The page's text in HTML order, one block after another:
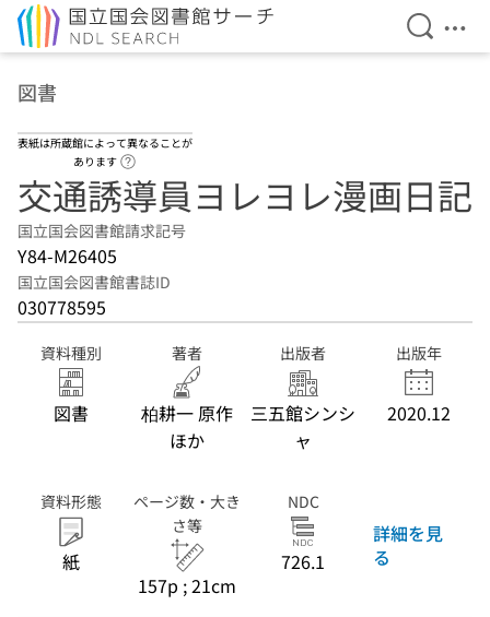
検索を
メ
図書
表紙は所蔵館によって異なることが
あります
交通誘導員ヨレヨレ漫画日記
国立国会図書館請求記号
Y84-M26405
国立国会図書館書誌ID
030778595
資料種別
図書
著者
柏耕一 原作
ほか
出版者
三五館シンシ
ャ
出版年
2020.12
資料形態
紙
ページ数・大き
さ等
157p ; 21cm
NDC
726.1
詳細を見
る